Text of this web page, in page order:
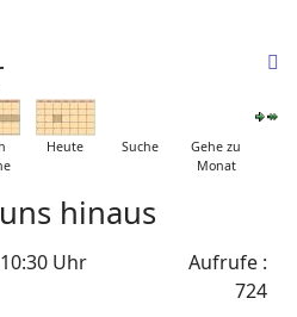
Heute Suche
Gehe zu
Monat
hinaus
Uhr Aufrufe :
724